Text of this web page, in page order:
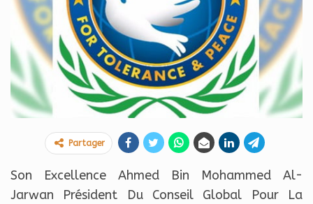
Partager
Son Excellence Ahmed Bin Mohammed Al-
Jarwan Président Du Conseil Global Pour La